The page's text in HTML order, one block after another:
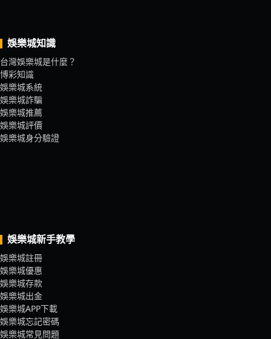
娛樂城知識
台灣娛樂城是什麼？
博彩知識
娛樂城系統
娛樂城詐騙
娛樂城推薦
娛樂城評價
娛樂城身分驗證
娛樂城新手教學
娛樂城註冊
娛樂城優惠
娛樂城存款
娛樂城出金
娛樂城APP下載
娛樂城忘記密碼
娛樂城常見問題